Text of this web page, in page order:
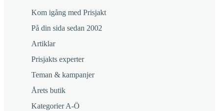
Kom igång med Prisjakt
På din sida sedan 2002
Artiklar
Prisjakts experter
Teman & kampanjer
Årets butik
Kategorier A-Ö